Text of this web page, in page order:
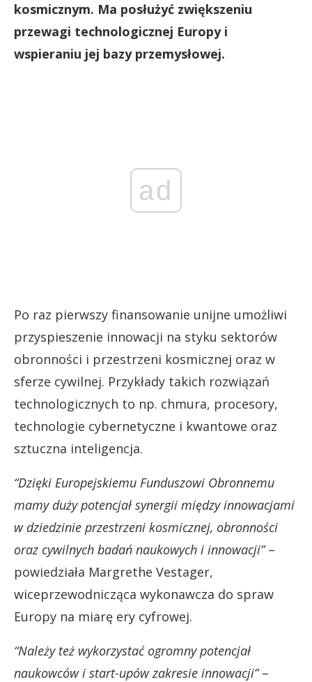
kosmicznym. Ma posłużyć zwiększeniu
przewagi technologicznej Europy i
wspieraniu jej bazy przemysłowej.
ad
Po raz pierwszy finansowanie unijne umożliwi
przyspieszenie innowacji na styku sektorów
obronności i przestrzeni kosmicznej oraz w
sferze cywilnej. Przykłady takich rozwiązań
technologicznych to np. chmura, procesory,
technologie cybernetyczne i kwantowe oraz
sztuczna inteligencja.
“Dzięki Europejskiemu Funduszowi Obronnemu
mamy duży potencjał synergii między innowacjami
w dziedzinie przestrzeni kosmicznej, obronności
oraz cywilnych badań naukowych i innowacji”–
powiedziała Margrethe Vestager,
wiceprzewodnicząca wykonawcza do spraw
Europy na miarę ery cyfrowej.
“Należy też wykorzystać ogromny potencjał
naukowców i start-upów zakresie innowacji”–